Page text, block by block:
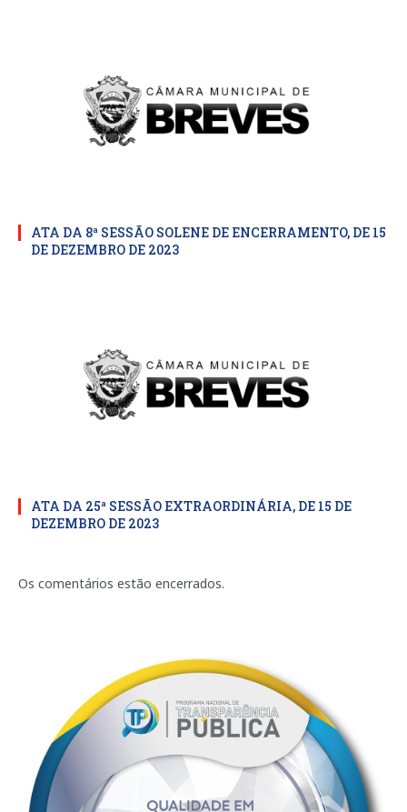
ATA DA 8ª SESSÃO SOLENE DE ENCERRAMENTO, DE 15
DE DEZEMBRO DE 2023
ATA DA 25ª SESSÃO EXTRAORDINÁRIA, DE 15 DE
DEZEMBRO DE 2023
Os comentários estão encerrados.